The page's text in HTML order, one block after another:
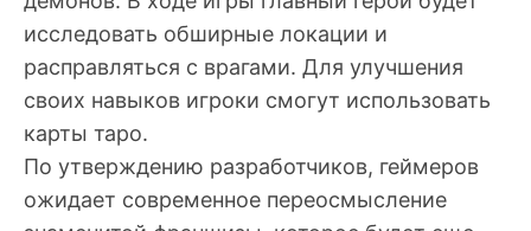
исследовать обширные локации и
расправляться с врагами. Для улучшения
своих навыков игроки смогут использовать
карты таро.
По утверждению разработчиков, геймеров
ожидает современное переосмысление